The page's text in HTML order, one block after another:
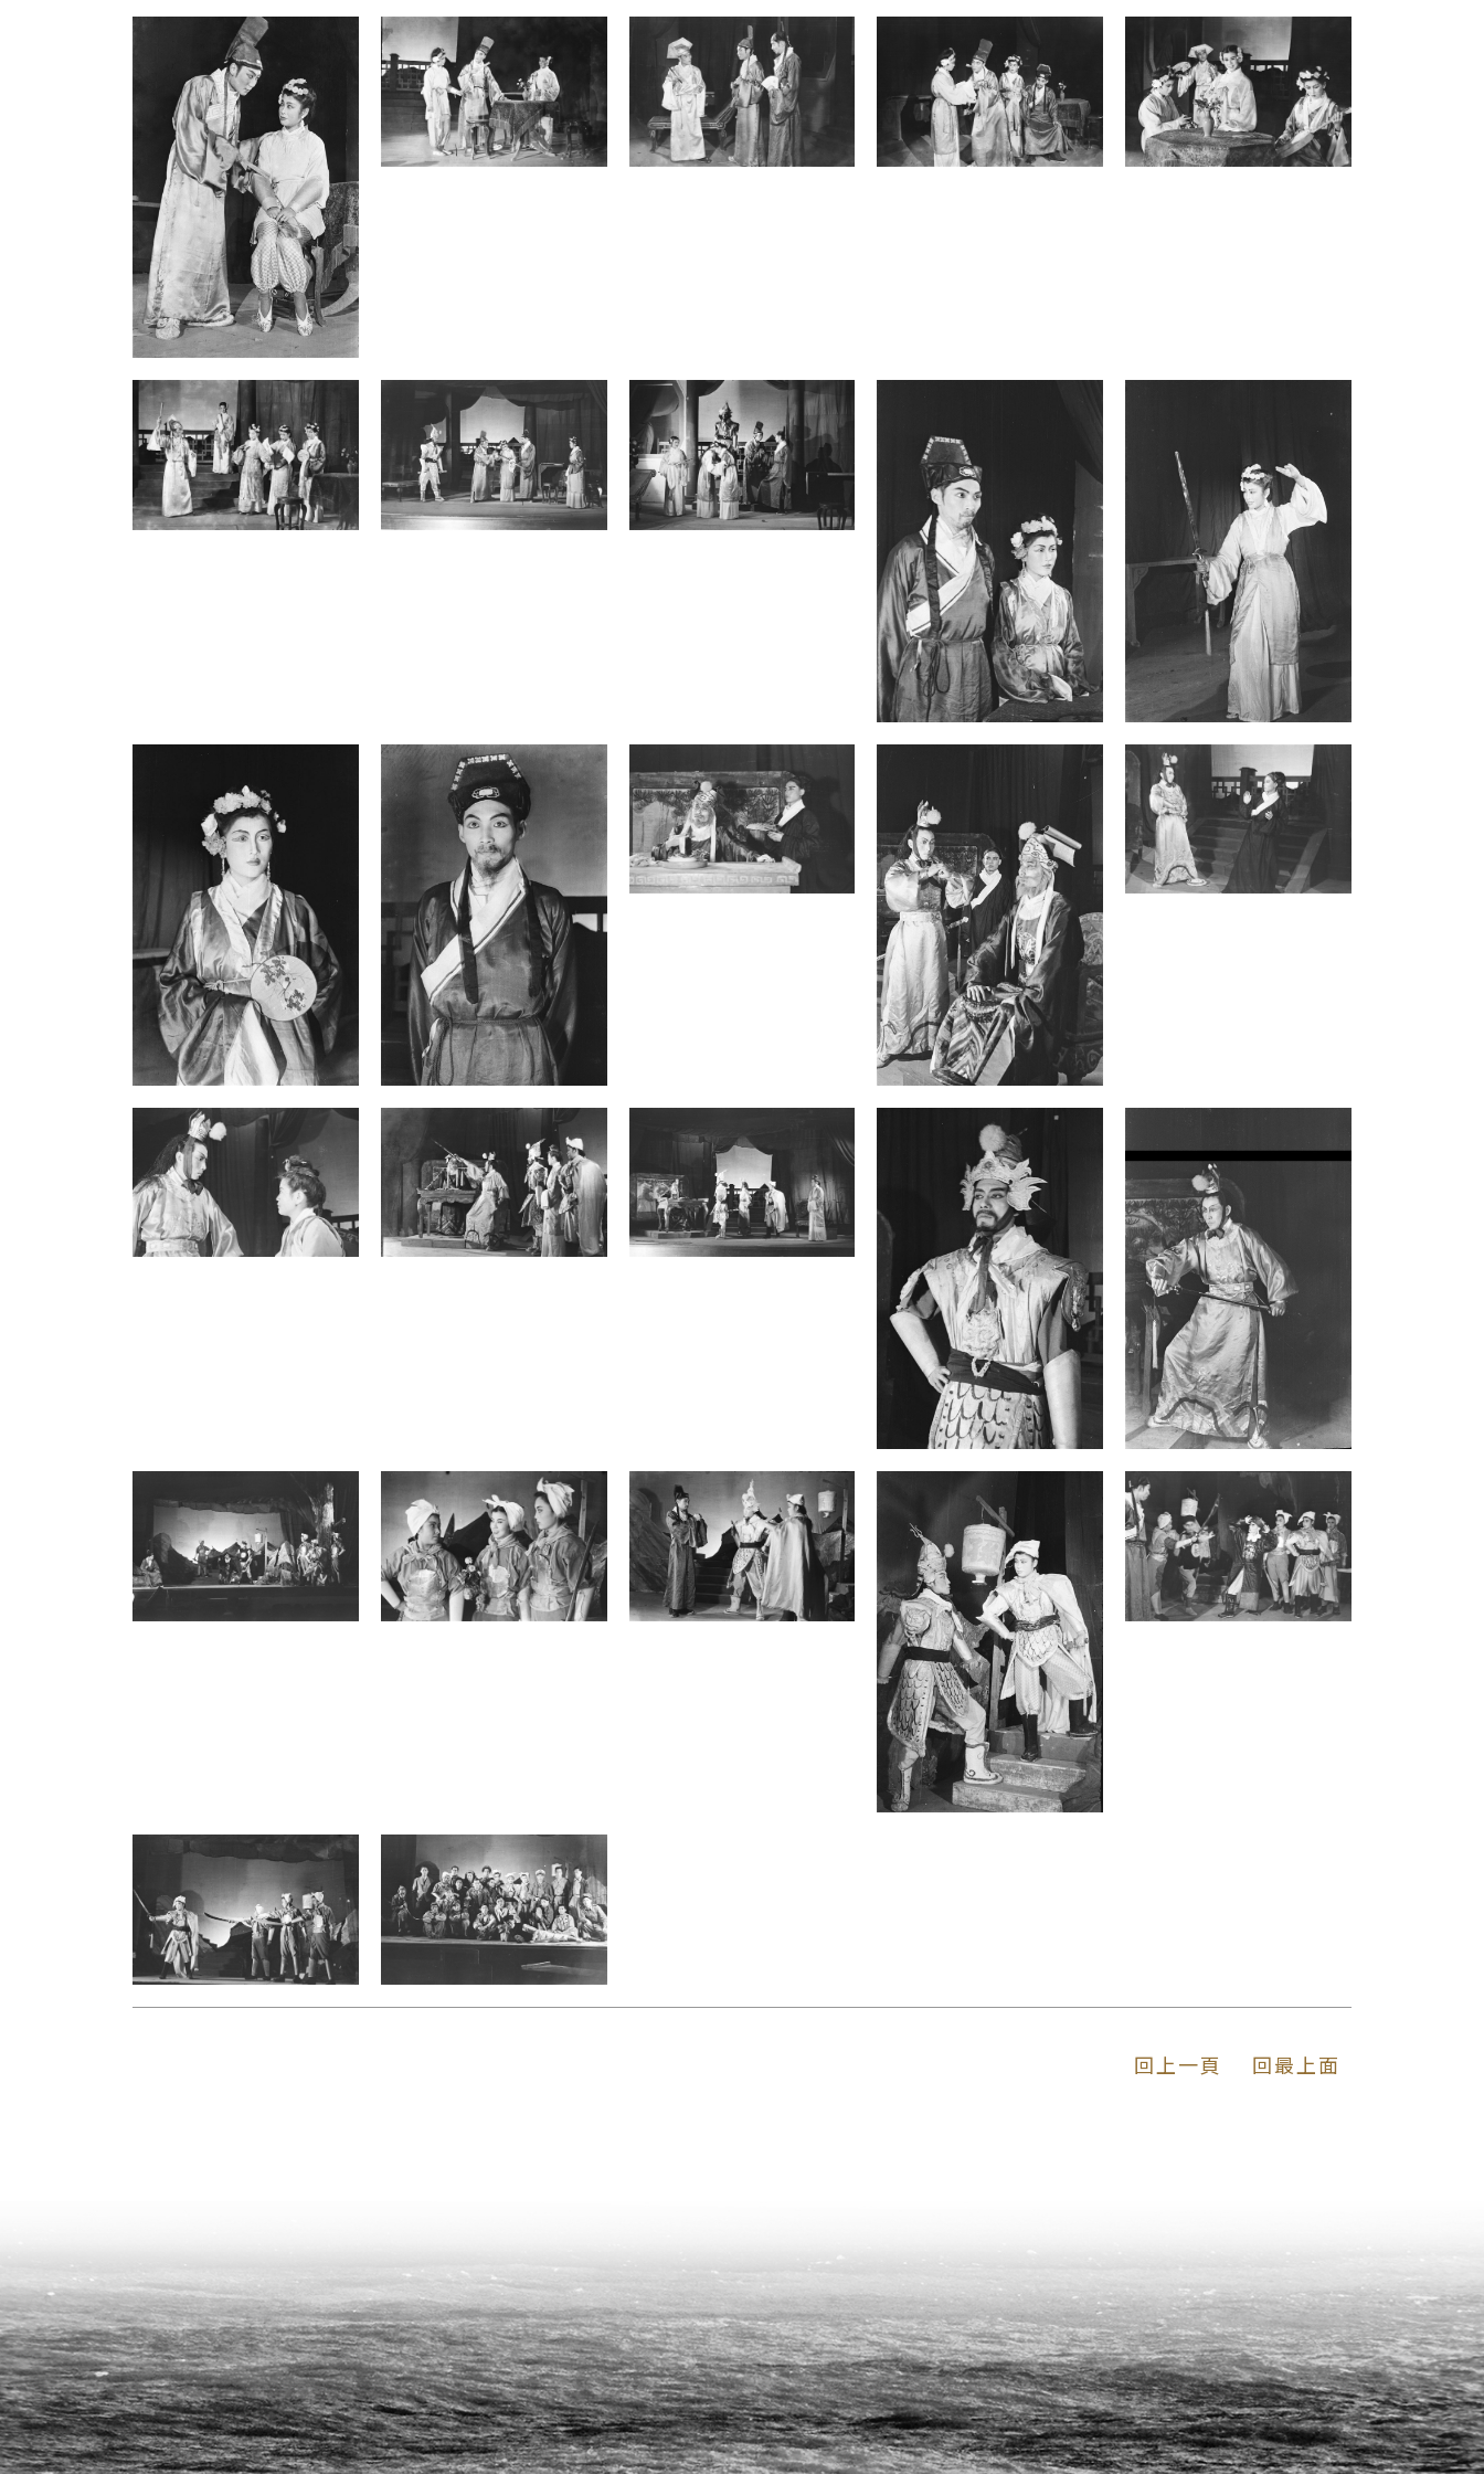
際，這種頑強抗爭的精神是救亡圖存的關
鍵。劇中具體描繪了清兵南下、江東淪陷
時，官員如錢謙益（1582-1664）、公鼐
（1558-1626）等「新貴」喪失節操、卑
躬屈膝的媚態，與葛嫩娘雖出身風塵卻深
明大義、嚼舌噴血的剛烈形成強烈對比。
這種以歷史反映現實的「愛國古裝劇」，
晚清背景，藉由突出民族英雄氣節與時局
呼應，在激發民族情緒上扮演重要角色。
戰後四年，這股歷史劇熱潮延伸至臺灣，
阿英的作品影響尤深，先是以《海國英
雄》首開風氣，而《明末遺恨》更成為當
時在臺演出次數最多的劇目。這部誕生於
戰亂的作品，不僅盛演不衰，更跨越地域
成為政治符號的載體。
演劇三隊選擇在紀念鄭成功的時空背景下
演出《明末遺恨》，導演吳劍聲在執導過
程中，將重心置於「氣節」形塑，試圖透
過「碧血花」意象強化民族鬥志，並力圖
展現忠奸分明的立場。然而，全劇結構呈
現高度二元對立，服務宣傳功能多過於對
歷史複雜性的探討，使其成為凝聚愛國精
神的政治手段。演員張方霞詮釋了孫克咸
在誘惑與存亡間的抉擇；張冰玉（又明張
平、張萍，當時的報紙上則寫為張屏，
1926-2014）則憑藉十餘年戲劇經驗飾演
葛嫩娘，試圖在角色柔情與政治要求的剛
烈間取得平衡。
攝影家吳紹同的劇照紀錄，進一步證實這
是一場耗資巨大的政治製作。相對於其他
緻考究。如當時報導所述，在資源匱乏的
背景下，據當時報導指出此劇光是服服裝
部分就投入高達兩千餘萬製作費（應是以
舊臺幣計價）。吳紹同特別採用深色背景
搭配專業打光，以肖像攝影手法凸顯主角
的悲壯感，深刻反映歷史劇作為政治工具
與中國正統象徵，在視覺與宣傳上都被傾
注更多資源，成為當時心戰宣傳中的「重
頭戲」。
回上一頁 回最上面